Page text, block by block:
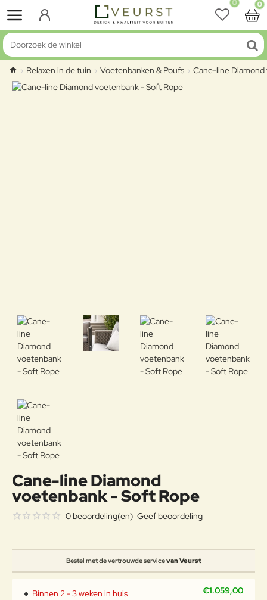
0 0
Doorzoek de winkel
home
Relaxen in de tuin Voetenbanken & Poufs Cane-line
Cane-line Diamond
voetenbank - Soft Rope
Bestel met de vertrouwde servicevan Veurst
0 beoordeling(en) Geef beoordeling
€1.059,00
Binnen 2 - 3 weken in huis